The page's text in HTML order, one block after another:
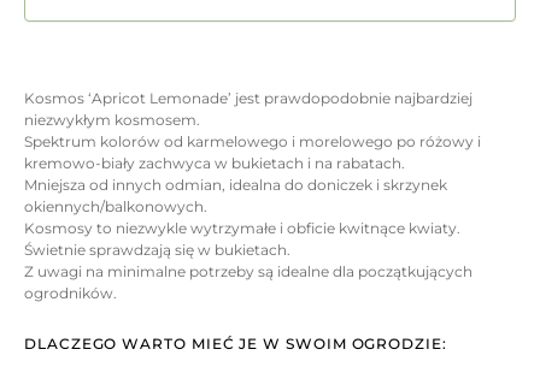
Kosmos ‘Apricot Lemonade’ jest prawdopodobnie najbardziej
niezwykłym kosmosem.
Spektrum kolorów od karmelowego i morelowego po różowy i
kremowo-biały zachwyca w bukietach i na rabatach.
Mniejsza od innych odmian, idealna do doniczek i skrzynek
okiennych/balkonowych.
Kosmosy to niezwykle wytrzymałe i obficie kwitnące kwiaty.
Świetnie sprawdzają się w bukietach.
Z uwagi na minimalne potrzeby są idealne dla początkujących
ogrodników.
DLACZEGO WARTO MIEĆ JE W SWOIM OGRODZIE: